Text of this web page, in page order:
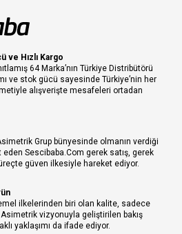
ve Hızlı Kargo
64 Marka’nın Türkiye Distribütörü
ve stok gücü sayesinde Türkiye’nin her
alışverişte mesafeleri ortadan
Grup bünyesinde olmanın verdiği
Sescibaba.Com gerek satış, gerek
güven ilkesiyle hareket ediyor.
ilkelerinden biri olan kalite, sadece
vizyonuyla geliştirilen bakış
yaklaşımı da ifade ediyor.